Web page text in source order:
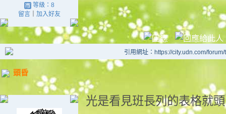
等級：8
留言｜ 加入好友
引用網址：https://city.udn.com/
頭昏
光是看見班長列的表格就